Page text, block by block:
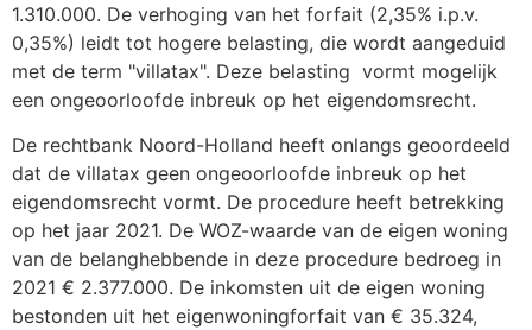
1.310.000. De verhoging van het forfait (2,35% i.p.v.
0,35%) leidt tot hogere belasting, die wordt aangeduid
met de term "villatax". Deze belasting vormt mogelijk
een ongeoorloofde inbreuk op het eigendomsrecht.
De rechtbank Noord-Holland heeft onlangs geoordeeld
dat de villatax geen ongeoorloofde inbreuk op het
eigendomsrecht vormt. De procedure heeft betrekking
op het jaar 2021. De WOZ-waarde van de eigen woning
van de belanghebbende in deze procedure bedroeg in
2021 € 2.377.000. De inkomsten uit de eigen woning
bestonden uit het eigenwoningforfait van € 35.324,